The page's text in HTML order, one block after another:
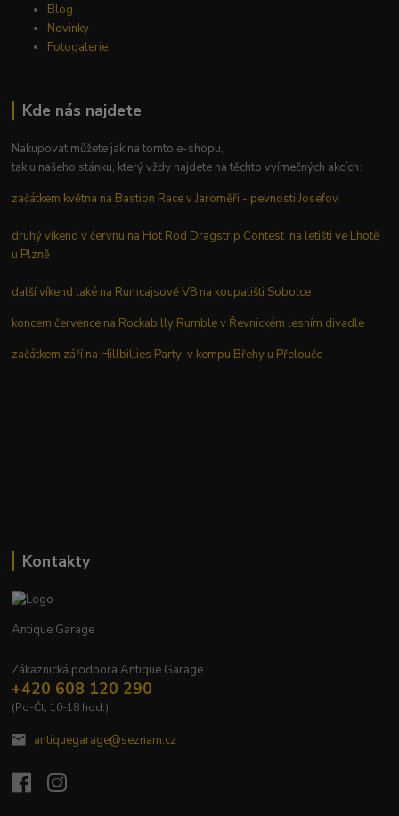
Blog
Novinky
Fotogalerie
Kde nás najdete
Nakupovat můžete jak na tomto e-shopu,
tak u našeho stánku, který vždy najdete na těchto vyímečných akcích:
začátkem května na Bastion Race v Jaroměři - pevnosti Josefov
druhý víkend v červnu na Hot Rod Dragstrip Contest na letišti ve Lhotě
u Plzně
další víkend také na Rumcajsově V8 na koupališti Sobotce
koncem července na Rockabilly Rumble v Řevnickém lesním divadle
začátkem září na Hillbillies Party v kempu Břehy u Přelouče
Kontakty
Antique Garage
Zákaznická podpora Antique Garage
+420 608 120 290
(Po-Čt, 10-18 hod.)
antiquegarage@seznam.cz